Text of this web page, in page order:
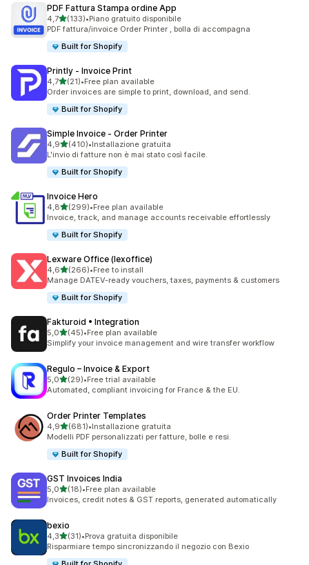
PDF Fattura Stampa ordine App
4,7stelle su 5
(133)
133 recensioni totali
•Piano gratuito disponibile
PDF fattura/invoice Order Printer , bolla di accompagna
Built for Shopify
Printly ‑ Invoice Print
4,7stelle su 5
(21)
21 recensioni totali
•Free plan available
Order invoices are simple to print, download, and send.
Built for Shopify
Simple Invoice ‑ Order Printer
4,9stelle su 5
(410)
410 recensioni totali
•Installazione gratuita
L'invio di fatture non è mai stato così facile.
Built for Shopify
Invoice Hero
4,8stelle su 5
(299)
299 recensioni totali
•Free plan available
Invoice, track, and manage accounts receivable effortlessly
Built for Shopify
Lexware Office (lexoffice)
4,6stelle su 5
(266)
266 recensioni totali
•Free to install
Manage DATEV-ready vouchers, taxes, payments & customers
Built for Shopify
Fakturoid • Integration
5,0stelle su 5
(45)
45 recensioni totali
•Free plan available
Simplify your invoice management and wire transfer workflow
Regulo – Invoice & Export
5,0stelle su 5
(29)
29 recensioni totali
•Free trial available
Automated, compliant invoicing for France & the EU.
Order Printer Templates
4,9stelle su 5
(681)
681 recensioni totali
•Installazione gratuita
Modelli PDF personalizzati per fatture, bolle e resi.
Built for Shopify
GST Invoices India
5,0stelle su 5
(18)
18 recensioni totali
•Free plan available
Invoices, credit notes & GST reports, generated automatically
bexio
4,3stelle su 5
(31)
31 recensioni totali
•Prova gratuita disponibile
Risparmiare tempo sincronizzando il negozio con Bexio